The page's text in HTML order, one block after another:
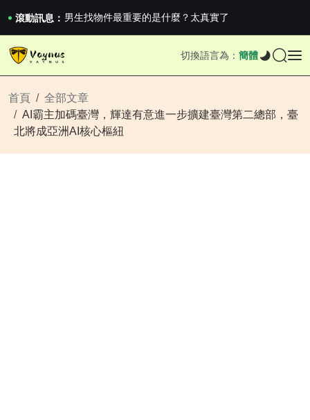
滾動訊息： 男生找物件最重要的是什麼？太真實了
2026澳網男單收官：全滿貫對上全滿亞，德約...
《巔峰守衛 Highguard》正式上線，官...
《巔峰守衛 Highguard》正式上線，官...
切換語言為： 簡體
首頁
全部文章
AI霸主加碼臺灣，輝達有意進一步擴建臺灣第二總部，臺
北將成亞洲AI核心樞紐